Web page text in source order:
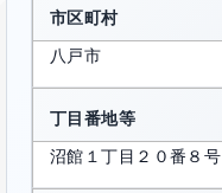
市区町村
八戸市
丁目番地等
沼館１丁目２０番８号